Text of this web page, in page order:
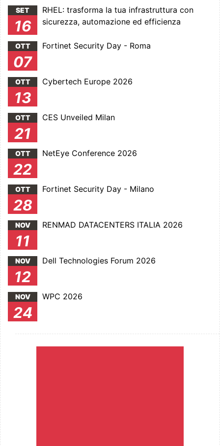
SET
16
RHEL: trasforma la tua infrastruttura con
sicurezza, automazione ed efficienza
OTT
07
Fortinet Security Day - Roma
OTT
13
Cybertech Europe 2026
OTT
21
CES Unveiled Milan
OTT
22
NetEye Conference 2026
OTT
28
Fortinet Security Day - Milano
NOV
11
RENMAD DATACENTERS ITALIA 2026
NOV
12
Dell Technologies Forum 2026
NOV
24
WPC 2026